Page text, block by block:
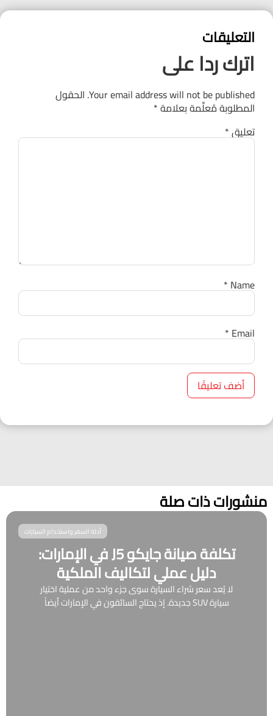
التعليقات
اترك ردا على
Your email address will not be published. الحقول
المطلوبة مُعلَّمة بعلامة*
تعليق*
Name
*
Email
*
منشورات ذات صلة
أدلة السفر واستخدام السيارات
تكلفة صيانة جايكو J5 في الإمارات:
دليل عملي لتكاليف الملكية
لا يُعد سعر شراء السيارة سوى جزء واحد من عملية اختيار
سيارة SUV جديدة. إذ يحتاج السائقون في الإمارات أيضاً